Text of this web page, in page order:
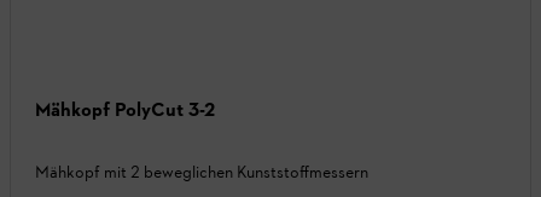
Mähkopf PolyCut 3-2
Mähkopf mit 2 beweglichen Kunststoffmessern